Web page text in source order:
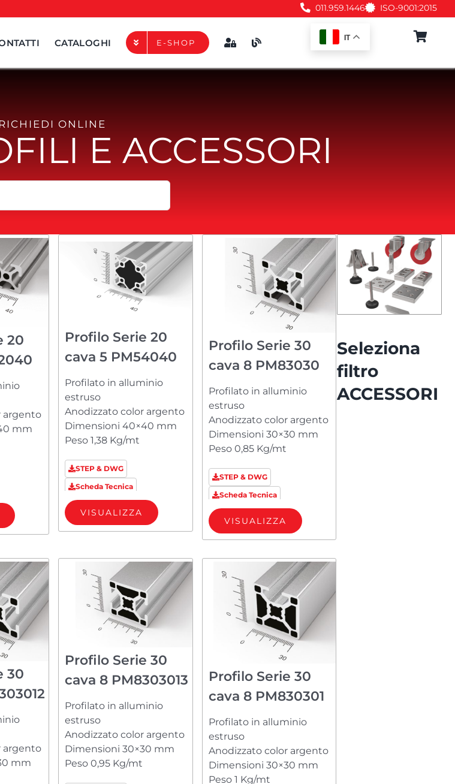
011.959.1446 ISO-9001:2015
CATALOGHI E-SHOP
Accessori
ACCESSORI DI FISSAGGIO
ACCESSORI DI GIUNZIONE
IT
RICHIEDI ONLINE
E ACCESSORI
20
argento
mm
Profilo Serie 20
cava 5 PM54040
Profilato in alluminio
estruso
Anodizzato color argento
Dimensioni 40×40 mm
Peso 1,38 Kg/mt
STEP & DWG
Scheda Tecnica
VISUALIZZA
Profilo Serie 30
cava 8 PM83030
Profilato in alluminio
estruso
Anodizzato color argento
Dimensioni 30×30 mm
Peso 0,85 Kg/mt
STEP & DWG
Scheda Tecnica
VISUALIZZA
30
argento
mm
Profilo Serie 30
cava 8 PM8303013
Profilato in alluminio
estruso
Anodizzato color argento
Dimensioni 30×30 mm
Peso 0,95 Kg/mt
Profilo Serie 30
cava 8 PM830301
Profilato in alluminio
estruso
Anodizzato color argento
Dimensioni 30×30 mm
Peso 1 Kg/mt
Seleziona
filtro
ACCESSORI